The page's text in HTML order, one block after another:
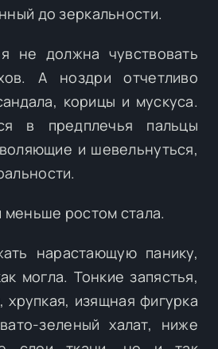
до зеркальности.
не должна чувствовать
А ноздри отчетливо
корицы и мускуса.
в предплечья пальцы
и шевельнуться,
ростом стала.
нарастающую панику,
могла. Тонкие запястья,
изящная фигурка
зеленый халат, ниже